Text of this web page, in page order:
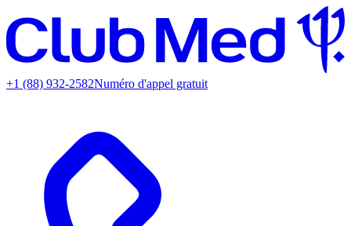
+1 (88) 932-2582Numéro d'appel gratuit